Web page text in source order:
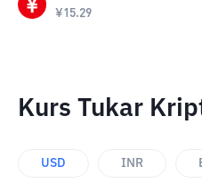
¥15.29
Kurs Tukar
USD INR